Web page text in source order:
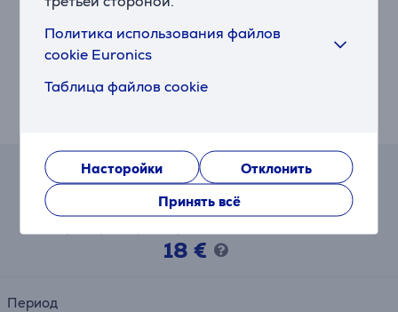
Политика использования файлов
cookie Euronics
Таблица файлов cookie
Насторойки
Отклонить
Принять всё
Монитор изготовлен из переработанного пластика,
алюминия, стали и стекла, а также упакован в
коробку из полностью возобновляемых материалов.
Соответствует стандартам ENERGY STAR® 8.0,
Калькулятор лизинга и аренды
18 €
Период